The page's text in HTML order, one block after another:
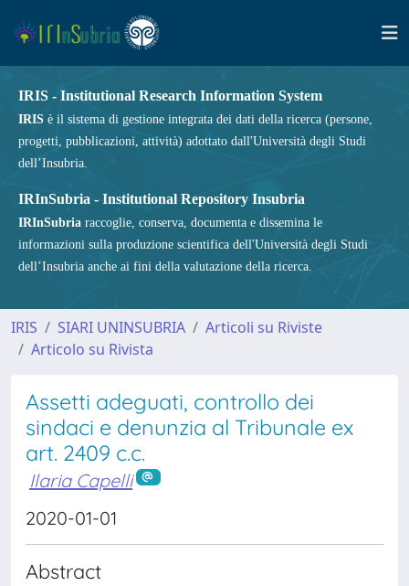
IRIS - Institutional Research Information System
IRIS è il sistema di gestione integrata dei dati della ricerca (persone,
progetti, pubblicazioni, attività) adottato dall'Università degli Studi
dell’Insubria.
IRInSubria - Institutional Repository Insubria
IRInSubria raccoglie, conserva, documenta e dissemina le
informazioni sulla produzione scientifica dell'Università degli Studi
dell’Insubria anche ai fini della valutazione della ricerca.
IRIS SIARI UNINSUBRIA
Articoli su Riviste
Articolo su Rivista
Assetti adeguati, controllo dei
sindaci e denunzia al Tribunale ex
art. 2409 c.c.
Ilaria Capelli
2020-01-01
Abstract